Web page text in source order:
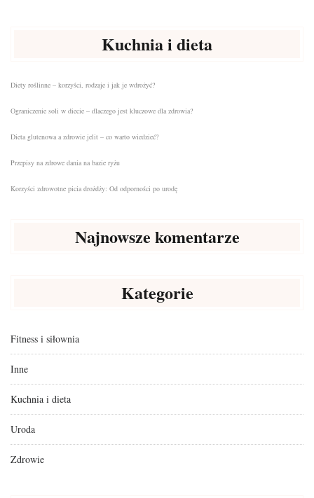
Kuchnia i dieta
Diety roślinne – korzyści, rodzaje i jak je wdrożyć?
Ograniczenie soli w diecie – dlaczego jest kluczowe dla zdrowia?
Dieta glutenowa a zdrowie jelit – co warto wiedzieć?
Przepisy na zdrowe dania na bazie ryżu
Korzyści zdrowotne picia drożdży: Od odporności po urodę
Najnowsze komentarze
Kategorie
Fitness i siłownia
Inne
Kuchnia i dieta
Uroda
Zdrowie